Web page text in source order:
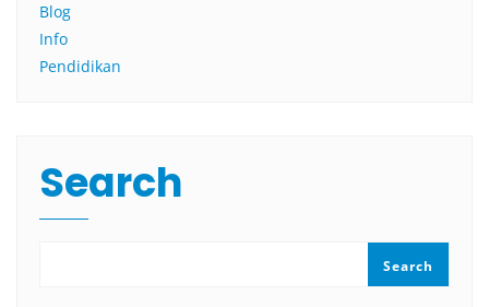
Blog
Info
Pendidikan
Search
Search